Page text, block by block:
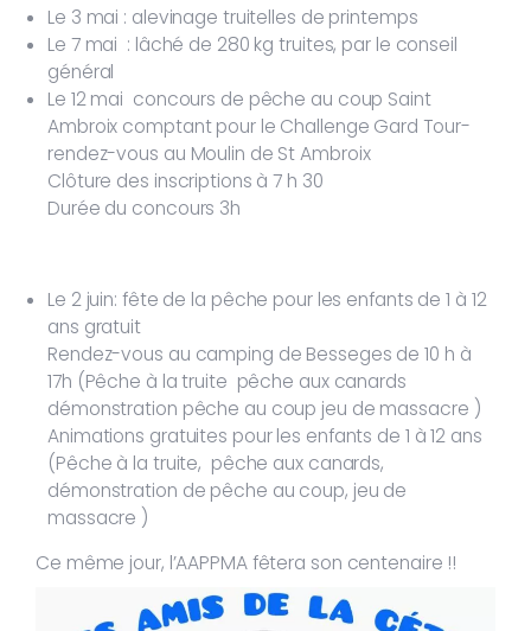
Le 3 mai : alevinage truitelles de printemps
Le 7 mai : lâché de 280 kg truites, par le conseil
général
Le 12 mai concours de pêche au coup Saint
Ambroix comptant pour le Challenge Gard Tour-
rendez-vous au Moulin de St Ambroix
Clôture des inscriptions à 7 h 30
Durée du concours 3h
Le 2 juin: fête de la pêche pour les enfants de 1 à 12
ans gratuit
Rendez-vous au camping de Besseges de 10 h à
17h (Pêche à la truite pêche aux canards
démonstration pêche au coup jeu de massacre )
Animations gratuites pour les enfants de 1 à 12 ans
(Pêche à la truite, pêche aux canards,
démonstration de pêche au coup, jeu de
massacre )
Ce même jour, l’AAPPMA fêtera son centenaire !!